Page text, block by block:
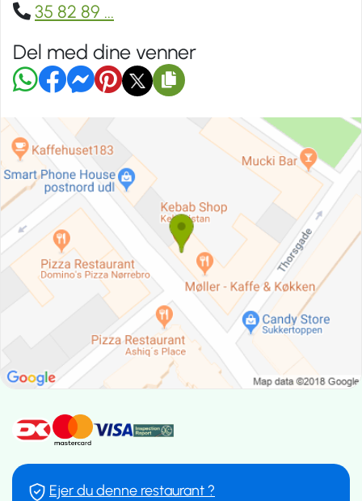
35 82 89 ...
Del med dine venner
Ejer du denne restaurant ?